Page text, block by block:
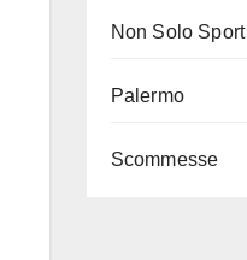
Non Solo Sport
Palermo
Scommesse